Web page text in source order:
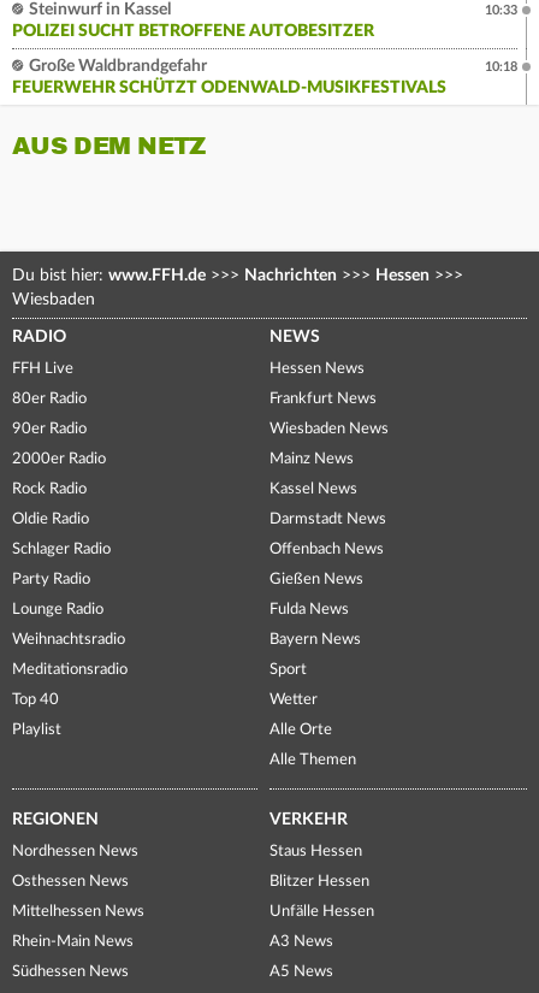
Steinwurf in Kassel
POLIZEI SUCHT BETROFFENE AUTOBESITZER
10:33
Große Waldbrandgefahr
FEUERWEHR SCHÜTZT ODENWALD-MUSIKFESTIVALS
10:18
AUS DEM NETZ
Du bist hier: www.FFH.de >>> Nachrichten >>> Hessen >>>
Wiesbaden
RADIO
FFH Live
80er Radio
90er Radio
2000er Radio
Rock Radio
Oldie Radio
Schlager Radio
Party Radio
Lounge Radio
Weihnachtsradio
Meditationsradio
Top 40
Playlist
NEWS
Hessen News
Frankfurt News
Wiesbaden News
Mainz News
Kassel News
Darmstadt News
Offenbach News
Gießen News
Fulda News
Bayern News
Sport
Wetter
Alle Orte
Alle Themen
REGIONEN
Nordhessen News
Osthessen News
Mittelhessen News
Rhein-Main News
Südhessen News
VERKEHR
Staus Hessen
Blitzer Hessen
Unfälle Hessen
A3 News
A5 News